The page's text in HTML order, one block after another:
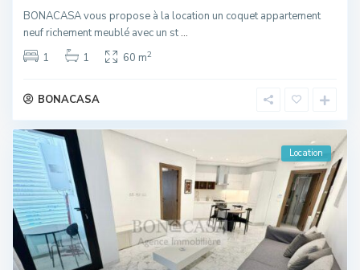
BONACASA vous propose à la location un coquet appartement
neuf richement meublé avec un st...
1
1 60 m2
BONACASA
Location